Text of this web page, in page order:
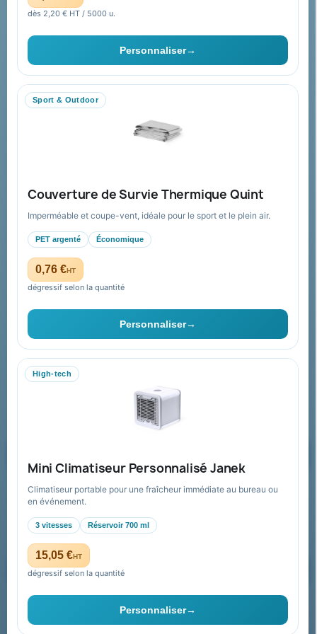
dès 2,20 € HT / 5000 u.
Personnaliser→
Sport & Outdoor
Couverture de Survie Thermique Quint
Imperméable et coupe-vent, idéale pour le sport et le plein air.
PET argenté Économique
0,76 €HT
dégressif selon la quantité
Personnaliser→
High-tech
Mini Climatiseur Personnalisé Janek
Climatiseur portable pour une fraîcheur immédiate au bureau ou
en événement.
3 vitesses Réservoir 700 ml
15,05 €HT
dégressif selon la quantité
Personnaliser→
Ils nous ont fait confiance
Livraison
FAQ sur Promenoch Goodies Pub France
Conditions de retour
Paiement sécurisé
Plan du site
Contact & devis
06 09 53 17 41
WhatsApp
equipe@promenoch-goodies.com
Recevez nos offres spéciales
Vous pouvez vous désinscrire à tout moment. Vous trouverez pour
cela nos informations de contact dans les conditions d'utilisation du
site.